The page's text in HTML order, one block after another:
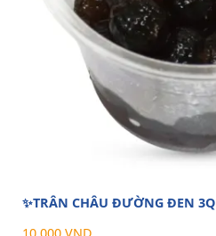
✨TRÂN CHÂU ĐƯỜNG ĐEN 3Q